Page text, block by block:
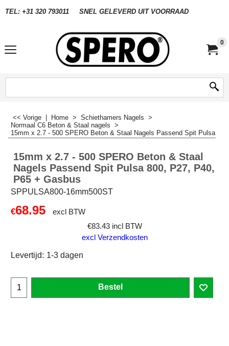
TEL: +31 320 793011 SNEL GELEVERD UIT VOORRAAD
0
<< Vorige Home > Schiethamers Nagels >
Normaal C6 Beton & Staal nagels >
15mm x 2.7 - 500 SPERO Beton & Staal Nagels Passend Spit Pulsa
15mm x 2.7 - 500 SPERO Beton & Staal
Nagels Passend Spit Pulsa 800, P27, P40,
P65 + Gasbus
SPPULSA800-16mm500ST
€68.95
excl BTW
€83.43 incl BTW
excl Verzendkosten
Levertijd: 1-3 dagen
Bestel